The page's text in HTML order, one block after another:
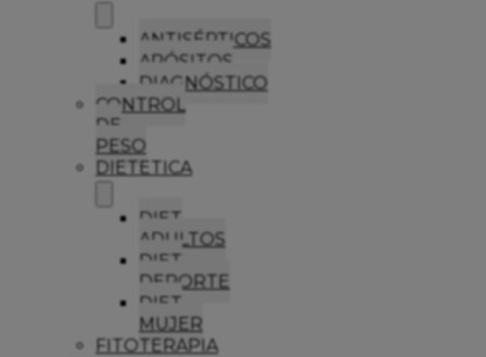
ANTISÉPTICOS
APÓSITOS
DIAGNÓSTICO
CONTROL
DE
PESO
DIETETICA
DIET
ADULTOS
DIET
DEPORTE
DIET
MUJER
FITOTERAPIA